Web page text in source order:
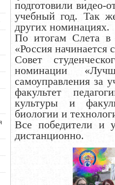
подготовили видео-
учебный год. Так
других номинациях.
По итогам Слета
«Россия начинается
Совет
номинации «
самоуправления за
факультет
культуры и
биологии и
Все победители и
дистанционно.